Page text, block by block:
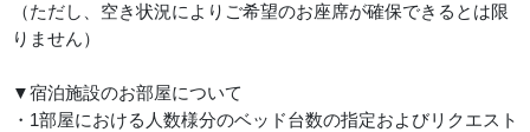
（ただし、空き状況によりご希望のお座席が確保できるとは限
りません）
▼宿泊施設のお部屋について
・1部屋における人数様分のベッド台数の指定およびリクエスト